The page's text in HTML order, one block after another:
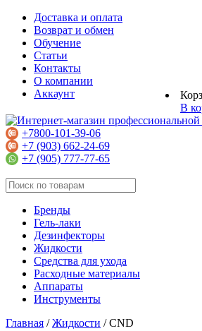
Доставка и оплата
Возврат и обмен
Обучение
Статьи
Контакты
О компании
В
Аккаунт
+7800-101-39-06
+7 (903) 662-24-69
+7 (905) 777-77-65
Бренды
Гель-лаки
Дезинфекторы
Жидкости
Средства для ухода
Расходные материалы
Аппараты
Инструменты
Главная /Жидкости /CND